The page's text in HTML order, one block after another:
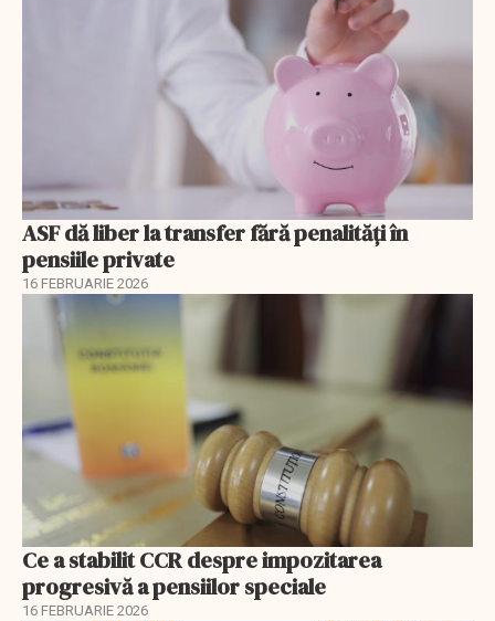
ASF dă liber la transfer fără penalități în
pensiile private
16 FEBRUARIE 2026
Ce a stabilit CCR despre impozitarea
progresivă a pensiilor speciale
16 FEBRUARIE 2026